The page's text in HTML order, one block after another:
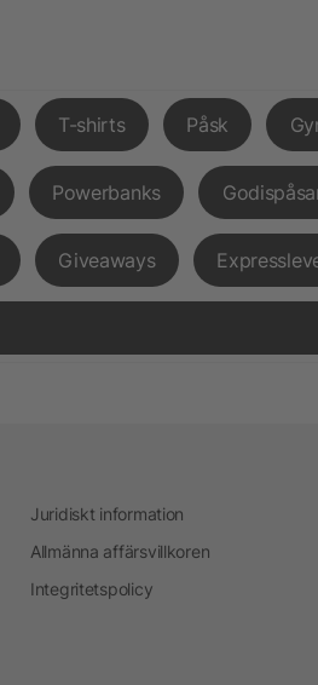
T-shirts Påsk
Powerbanks
Giveaways
Juridiskt information
Allmänna affärsvillkoren
Integritetspolicy